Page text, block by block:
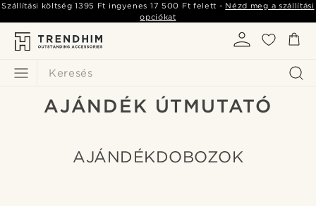
Keresés
Szállítási költség1395 Ft ingyenes 17 500 Ft felett - Nézd meg a szállítási
opciókat
AJÁNDÉK ÚTMUTATÓ
AJÁNDÉKDOBOZOK